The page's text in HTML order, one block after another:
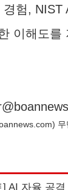
험, NIST
이해도를
) 무
] AI 자율 공격